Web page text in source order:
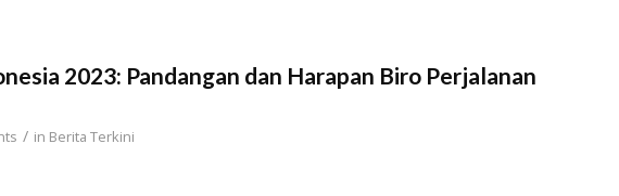
2023: Pandangan dan Harapan Biro Perjalanan
/ in Berita Terkini